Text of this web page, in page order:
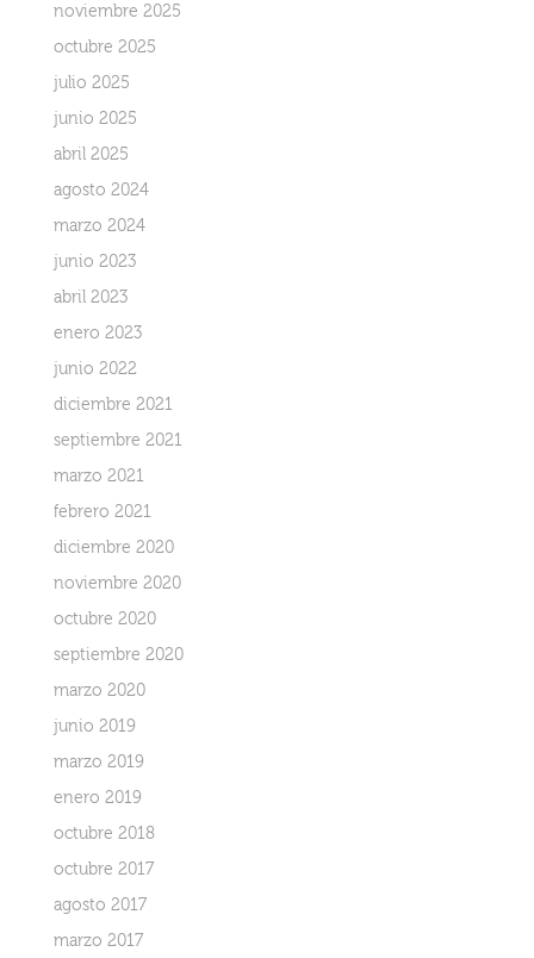
noviembre 2025
octubre 2025
julio 2025
junio 2025
abril 2025
agosto 2024
marzo 2024
junio 2023
abril 2023
enero 2023
junio 2022
diciembre 2021
septiembre 2021
marzo 2021
febrero 2021
diciembre 2020
noviembre 2020
octubre 2020
septiembre 2020
marzo 2020
junio 2019
marzo 2019
enero 2019
octubre 2018
octubre 2017
agosto 2017
marzo 2017